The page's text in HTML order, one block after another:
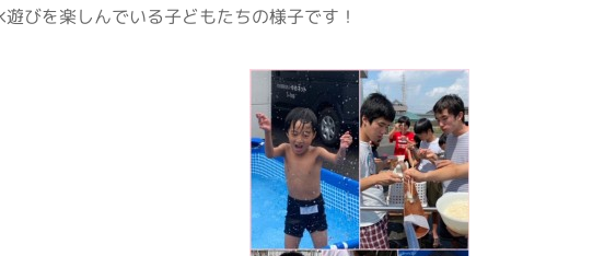
びを楽しんでいる子どもたちの様子です！